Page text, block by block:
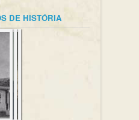
DE HISTÓRIA